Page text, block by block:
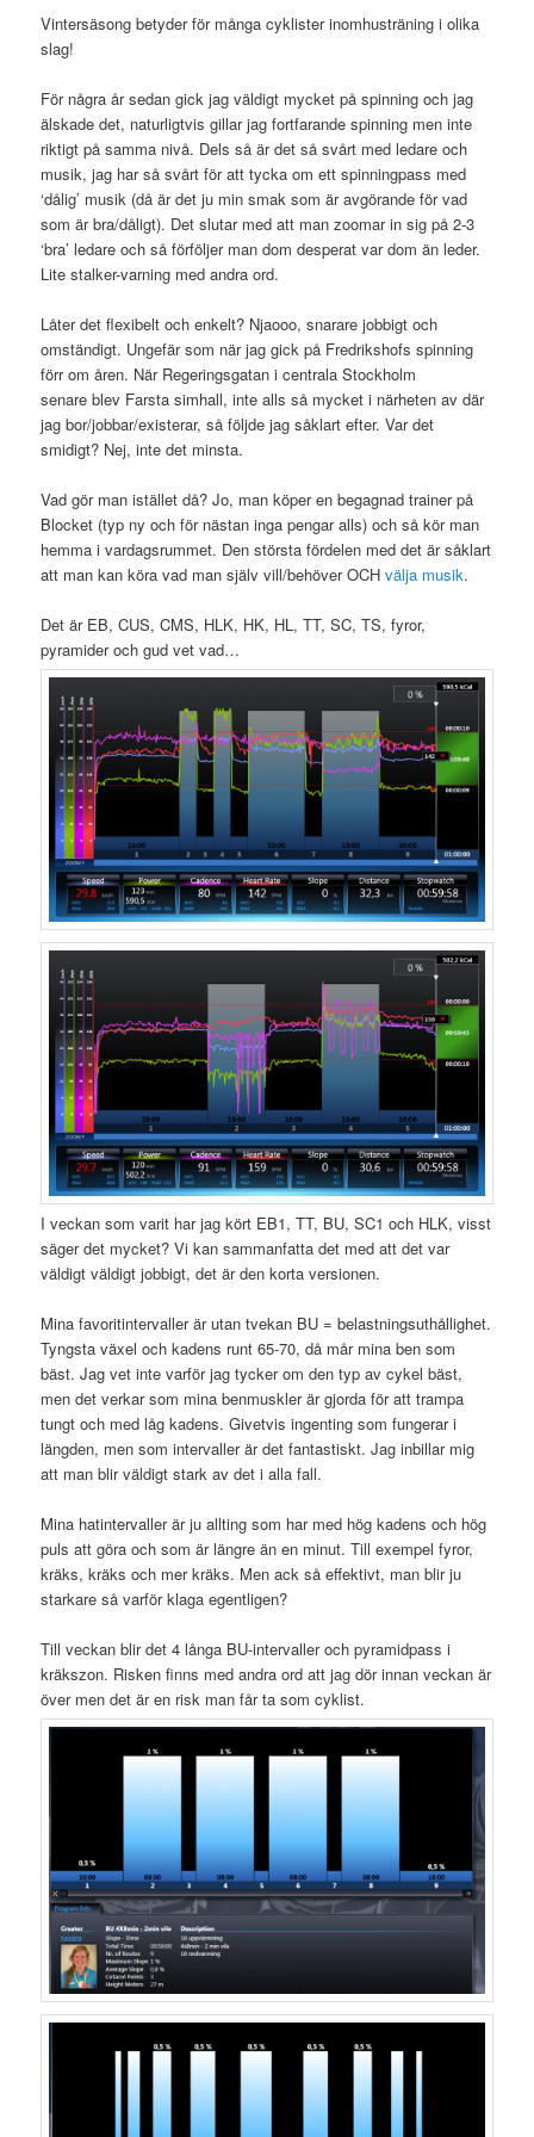
Vintersäsong betyder för många cyklister inomhusträning i olika
slag!
För några år sedan gick jag väldigt mycket på spinning och jag
älskade det, naturligtvis gillar jag fortfarande spinning men inte
riktigt på samma nivå. Dels så är det så svårt med ledare och
musik, jag har så svårt för att tycka om ett spinningpass med
‘dålig’ musik (då är det ju min smak som är avgörande för vad
som är bra/dåligt). Det slutar med att man zoomar in sig på 2-3
‘bra’ ledare och så förföljer man dom desperat var dom än leder.
Lite stalker-varning med andra ord.
Låter det flexibelt och enkelt? Njaooo, snarare jobbigt och
omständigt. Ungefär som när jag gick på Fredrikshofs spinning
förr om åren. När Regeringsgatan i centrala Stockholm
senare blev Farsta simhall, inte alls så mycket i närheten av där
jag bor/jobbar/existerar, så följde jag såklart efter. Var det
smidigt? Nej, inte det minsta.
Vad gör man istället då? Jo, man köper en begagnad trainer på
Blocket (typ ny och för nästan inga pengar alls) och så kör man
hemma i vardagsrummet. Den största fördelen med det är såklart
att man kan köra vad man själv vill/behöver OCHvälja musik.
Det är EB, CUS, CMS, HLK, HK, HL, TT, SC, TS, fyror,
pyramider och gud vet vad…
I veckan som varit har jag kört EB1, TT, BU, SC1 och HLK, visst
säger det mycket? Vi kan sammanfatta det med att det var
väldigt väldigt jobbigt, det är den korta versionen.
Mina favoritintervaller är utan tvekan BU = belastningsuthållighet.
Tyngsta växel och kadens runt 65-70, då mår mina ben som
bäst. Jag vet inte varför jag tycker om den typ av cykel bäst,
men det verkar som mina benmuskler är gjorda för att trampa
tungt och med låg kadens. Givetvis ingenting som fungerar i
längden, men som intervaller är det fantastiskt. Jag inbillar mig
att man blir väldigt stark av det i alla fall.
Mina hatintervaller är ju allting som har med hög kadens och hög
puls att göra och som är längre än en minut. Till exempel fyror,
kräks, kräks och mer kräks. Men ack så effektivt, man blir ju
starkare så varför klaga egentligen?
Till veckan blir det 4 långa BU-intervaller och pyramidpass i
kräkszon. Risken finns med andra ord att jag dör innan veckan är
över men det är en risk man får ta som cyklist.